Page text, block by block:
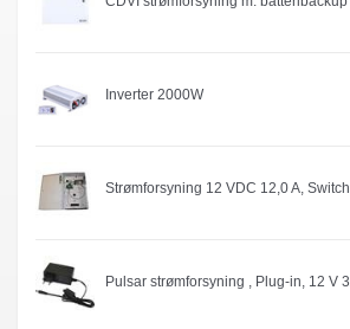
Inverter 2000W
Strømforsyning 12 VDC 12,0 A,
Pulsar strømforsyning , Plug-in, 12 V